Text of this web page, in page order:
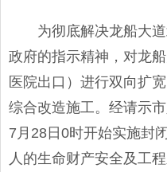
为彻底解决龙船大
政府的指示精神，对龙
医院出口）进行双向扩
综合改造施工。经请示
7月28日0时开始实施封
人的生命财产安全及工